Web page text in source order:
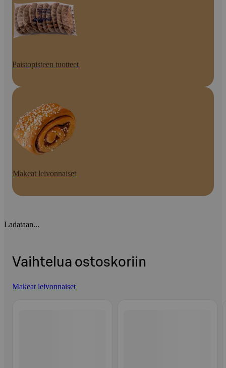
Paistopisteen tuotteet
Makeat leivonnaiset
Ladataan...
Vaihtelua ostoskoriin
Makeat leivonnaiset